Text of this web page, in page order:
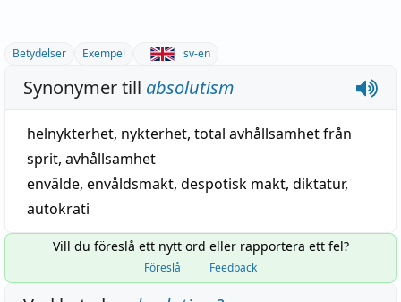
Betydelser Exempel sv-en
Synonymer till absolutism
helnykterhet, nykterhet, total avhållsamhet från
sprit, avhållsamhet
envälde, envåldsmakt, despotisk makt, diktatur,
autokrati
Vill du föreslå ett nytt ord eller rapportera ett fel?
Föreslå Feedback